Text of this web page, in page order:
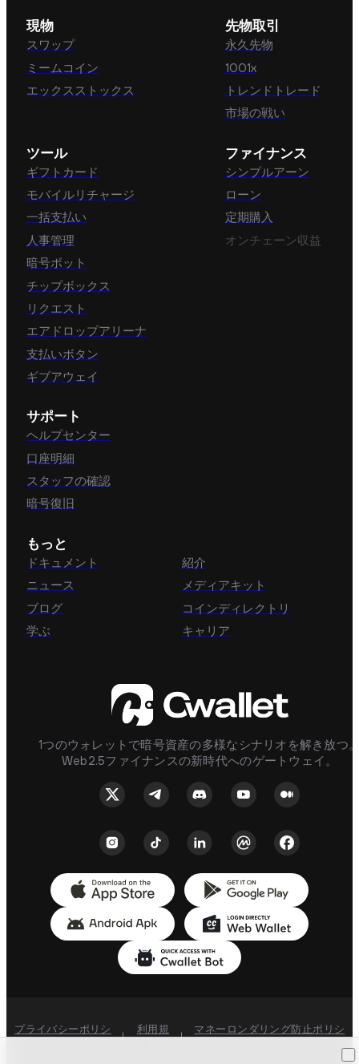
1つのウォレットで暗号資産の多様なシナリオを解き放つ
Web2.5ファイナンスの新時代へのゲートウェイ。
現物
スワップ
ミームコイン
エックスストックス
先物取引
永久先物
1001x
トレンドトレード
市場の戦い
ツール
ギフトカード
モバイルリチャージ
一括支払い
人事管理
暗号ボット
チップボックス
リクエスト
エアドロップアリーナ
支払いボタン
ギブアウェイ
ファイナンス
シンプルアーン
ローン
定期購入
オンチェーン収益
サポート
ヘルプセンター
口座明細
スタッフの確認
暗号復旧
もっと
ドキュメント
ニュース
ブログ
学ぶ
紹介
メディアキット
コインディレクトリ
キャリア
プライバシーポリシ
|
利用規
|
マネーロンダリング防止ポリシ